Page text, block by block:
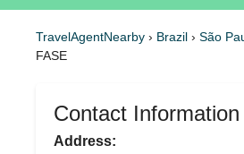
TravelAgentNearby › Brazil › São
FASE
Contact Information
Address: